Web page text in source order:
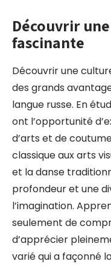
Découvrir
fascinante
Découvrir une
des grands
langue russe. En
ont l’opportunité
d’arts et de
classique aux arts
et la danse
profondeur et une
l’imagination.
seulement de
d’apprécier
varié qui a façonné